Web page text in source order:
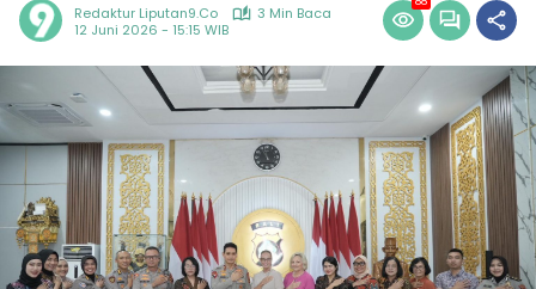
Redaktur Liputan9.co
3 Min Baca
12 Juni 2026 - 15:15 WIB